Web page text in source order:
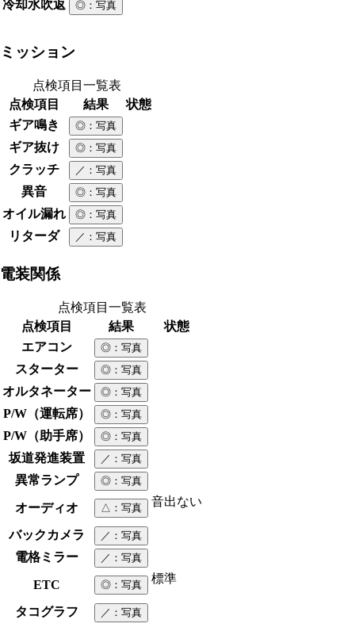
冷却水吹返 ◎ ：写真
ミッション
点検項目一覧表
点検項目
結果
状態
ギア鳴き
◎ ：写真
ギア抜け ◎ ：写真
クラッチ ／ ：写真
異音 ◎ ：写真
オイル漏れ ◎ ：写真
リターダ ／ ：写真
電装関係
点検項目一覧表
点検項目
結果
状態
エアコン
◎ ：写真
スターター ◎ ：写真
オルタネーター ◎ ：写真
P/W（運転席） ◎ ：写真
P/W（助手席） ◎ ：写真
坂道発進装置 ／ ：写真
異常ランプ ◎ ：写真
オーディオ △ ：写真 音出ない
バックカメラ ／ ：写真
電格ミラー ／ ：写真
ETC ◎ ：写真 標準
タコグラフ ／ ：写真